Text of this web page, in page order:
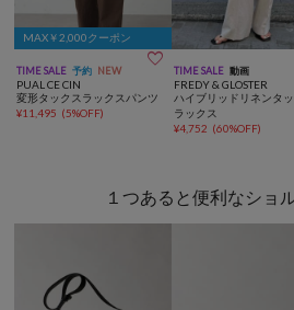
MAX￥2,000クーポン
TIME SALE 予約 NEW 
PUAL CE CIN
変形タックスラックスパンツ
¥11,495 (5%OFF)
TIME SALE 動画
FREDY & GLOSTER
ハイブリッドリネンタ
ラックス
¥4,752 (60%OFF)
１つあると便利なショ